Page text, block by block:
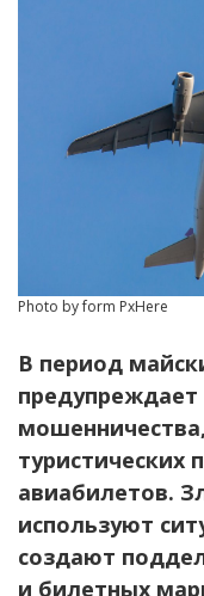
Photo by form PxHere
В период
предупреждает
авиабилетов.
используют
создают
и билетных